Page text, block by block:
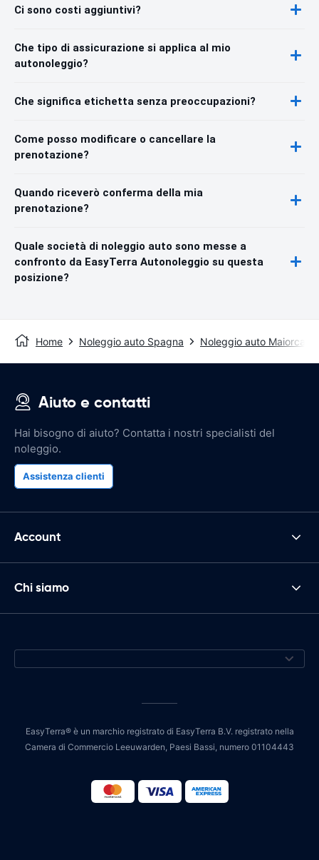
Ci sono costi aggiuntivi?
Che tipo di assicurazione si applica al mio
autonoleggio?
Che significa etichetta senza preoccupazioni?
Come posso modificare o cancellare la
prenotazione?
Quando riceverò conferma della mia
prenotazione?
Quale società di noleggio auto sono messe a
confronto da EasyTerra Autonoleggio su questa
posizione?
Home Noleggio auto Spagna Noleggio auto Maiorca
Aiuto e contatti
Hai bisogno di aiuto? Contatta i nostri specialisti del
noleggio.
Assistenza clienti
Account
Chi siamo
EasyTerra® è un marchio registrato di EasyTerra B.V. registrato nella
Camera di Commercio Leeuwarden, Paesi Bassi, numero 01104443